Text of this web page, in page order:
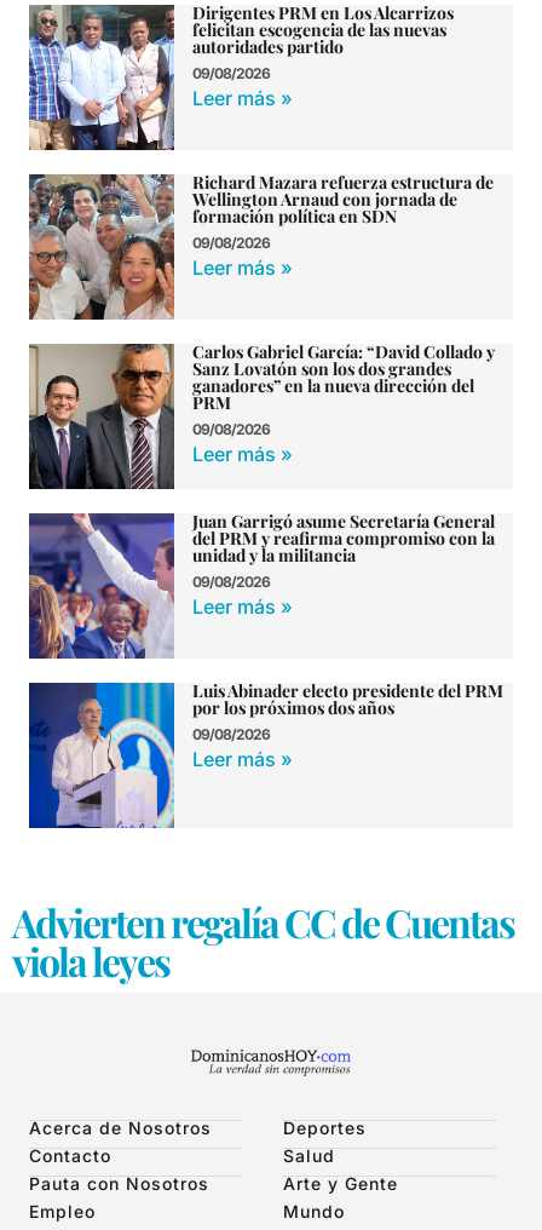
Dirigentes PRM en Los Alcarrizos
felicitan escogencia de las nuevas
autoridades partido
09/08/2026
Leer más »
Richard Mazara refuerza estructura de
Wellington Arnaud con jornada de
formación política en SDN
09/08/2026
Leer más »
Carlos Gabriel García: “David Collado y
Sanz Lovatón son los dos grandes
ganadores” en la nueva dirección del
PRM
09/08/2026
Leer más »
Juan Garrigó asume Secretaría General
del PRM y reafirma compromiso con la
unidad y la militancia
09/08/2026
Leer más »
Luis Abinader electo presidente del PRM
por los próximos dos años
09/08/2026
Leer más »
Advierten regalía CC de Cuentas
viola leyes
Acerca de Nosotros
Contacto
Pauta con Nosotros
Empleo
Deportes
Salud
Arte y Gente
Mundo